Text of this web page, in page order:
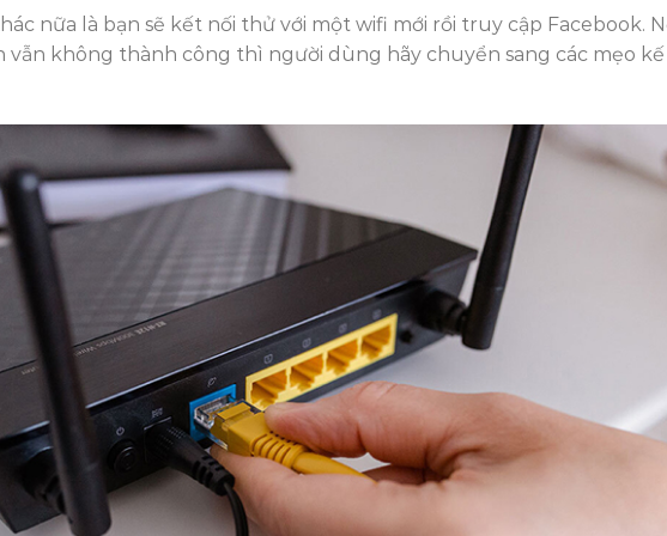
nữa là bạn sẽ kết nối thử với một wifi mới rồi truy cập Facebook.
vẫn không thành công thì người dùng hãy chuyển sang các mẹo kế